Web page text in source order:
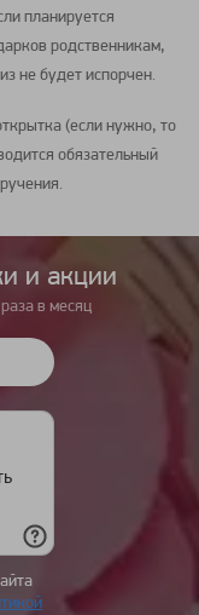
планируется
родственникам,
не будет испорчен.
(если нужно, то
обязательный
и акции
в месяц